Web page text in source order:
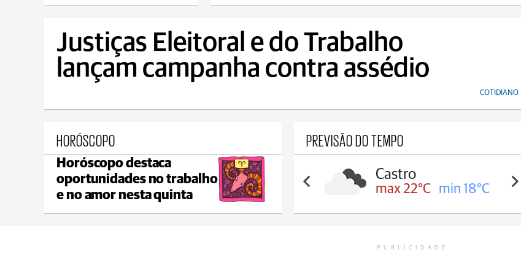
Justiças Eleitoral e do Trabalho
lançam campanha contra assédio
COTIDIANO
HORÓSCOPO
Horóscopo destaca
oportunidades no trabalho
e no amor nesta quinta
PREVISÃO DO TEMPO
Ponta Grossa
max 21°C min 18°C
Castro
max 22°C min 18°C
PUBLICIDADE